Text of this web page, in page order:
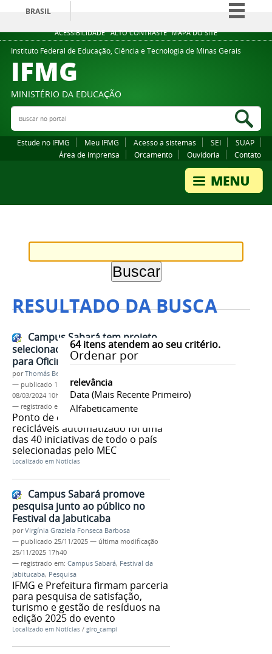
ACESSIBILIDADE ALTO CONTRASTE MAPA DO SITE
BRASIL
Simplifique!
Comunica BR
Legislação
Instituto Federal de Educação, Ciência e Tecnologia de Minas Gerais
IFMG
MINISTÉRIO DA EDUCAÇÃO
Buscar no portal
Estude no IFMG Meu IFMG Acesso a sistemas SEI
SUAP
Área de imprensa
Orcamento Ouvidoria Contato
RESULTADO DA BUSCA
64itens atendem ao seu critério.
Ordenar por
relevância
Data (mais Recente Primeiro)
Alfabeticamente
Campus Sabará tem projeto
selecionado em edital da Setec
para Oficinas 4.0
porThomás Bertozzi de Oliveira e Sousa Leão
— publicado 15/02/2023—última modificação
08/03/2024 10h39
— registrado em:
Campus Sabará
Ponto de entrega de materiais
recicláveis automatizado foi uma
das 40 iniciativas de todo o país
selecionadas pelo MEC
Localizado em Notícias
Campus Sabará promove
pesquisa junto ao público no
Festival da Jabuticaba
porVirgínia Graziela Fonseca Barbosa
— publicado 25/11/2025 — última modificação
25/11/2025 17h40
— registrado em: Campus Sabará, Festival da
Jabitucaba, Pesquisa
IFMG e Prefeitura firmam parceria
para pesquisa de satisfação,
turismo e gestão de resíduos na
edição 2025 do evento
Localizado em Notícias / giro_campi